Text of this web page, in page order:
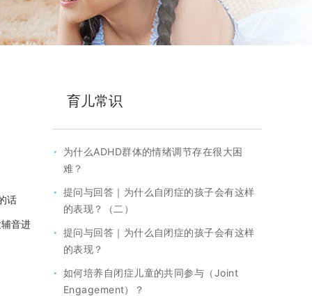
话
音进
育儿常识
·
为什么ADHD群体的情绪调节存在很大困
难？
· 提问与回答｜为什么自闭症的孩子会有这样
的表现？（二）
· 提问与回答｜为什么自闭症的孩子会有这样
的表现？
· 如何培养自闭症儿童的共同参与（Joint
Engagement）？